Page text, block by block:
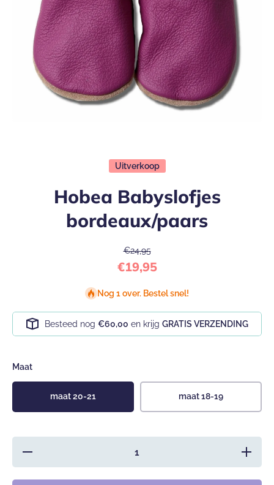
Uitverkoop
Hobea Babyslofjes
bordeaux/paars
€24,95
€19,95
Nog 1 over. Bestel snel!
Besteed nog €60,00 en krijg GRATIS VERZENDING
Maat
maat 20-21 maat 18-19
Hoeveelheid
Hobea
voor